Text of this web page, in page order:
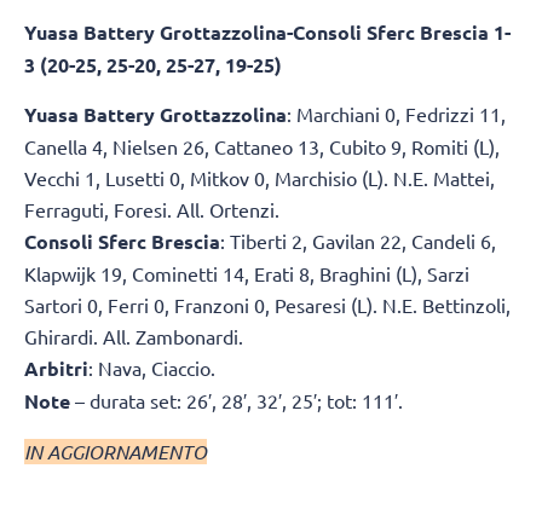
Yuasa Battery Grottazzolina-Consoli Sferc Brescia 1-
3 (20-25, 25-20, 25-27, 19-25)
Yuasa Battery Grottazzolina: Marchiani 0, Fedrizzi 11,
Canella 4, Nielsen 26, Cattaneo 13, Cubito 9, Romiti (L),
Vecchi 1, Lusetti 0, Mitkov 0, Marchisio (L). N.E. Mattei,
Ferraguti, Foresi. All. Ortenzi.
Consoli Sferc Brescia: Tiberti 2, Gavilan 22, Candeli 6,
Klapwijk 19, Cominetti 14, Erati 8, Braghini (L), Sarzi
Sartori 0, Ferri 0, Franzoni 0, Pesaresi (L). N.E. Bettinzoli,
Ghirardi. All. Zambonardi.
Arbitri: Nava, Ciaccio.
Note – durata set: 26′, 28′, 32′, 25′; tot: 111′.
IN AGGIORNAMENTO